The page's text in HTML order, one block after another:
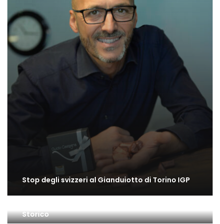
Stop degli svizzeri al Gianduiotto di Torino IGP
Storico